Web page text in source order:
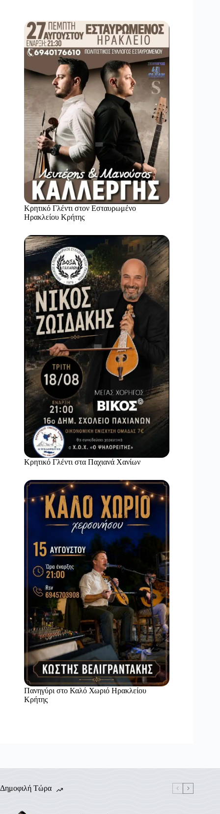
Κρητικό Γλέντι στον Εσταυρωμένο
Ηρακλείου Κρήτης
Κρητικό Γλέντι στα Παχιανά Χανίων
Πανηγύρι στο Καλό Χωριό Ηρακλείου
Κρήτης
Δημοφιλή Τώρα